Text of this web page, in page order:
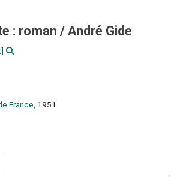
: roman / André Gide
France, 1951